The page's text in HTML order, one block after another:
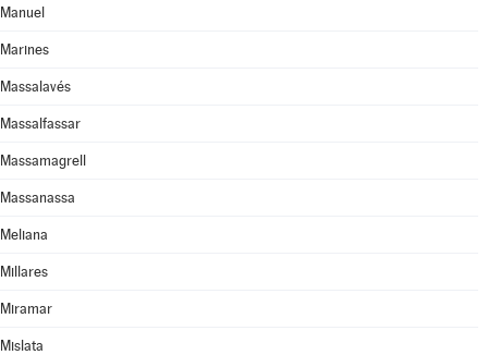
Manuel
Marines
Massalavés
Massalfassar
Massamagrell
Massanassa
Meliana
Millares
Miramar
Mislata